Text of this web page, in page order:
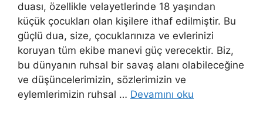
duası, özellikle velayetlerinde 18 yaşından
küçük çocukları olan kişilere ithaf edilmiştir. Bu
güçlü dua, size, çocuklarınıza ve evlerinizi
koruyan tüm ekibe manevi güç verecektir. Biz,
bu dünyanın ruhsal bir savaş alanı olabileceğine
ve düşüncelerimizin, sözlerimizin ve
eylemlerimizin ruhsal … Devamını oku